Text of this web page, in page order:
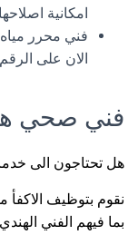
امكانية
فني محرر
الان على
فني صحي
هل تحتاجون الى
نقوم بتوظيف
بما فيهم الفني